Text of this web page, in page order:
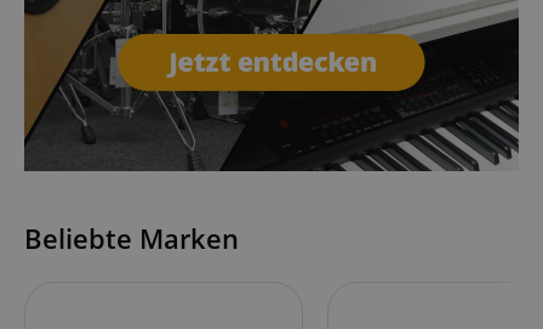
Beliebte Marken